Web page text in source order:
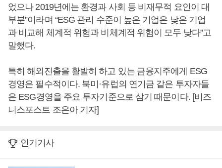
었으나 2019년에는 환경과 사회 등 비재무적 요인이 대
부분”이라며 “ESG 관리 수준이 높은 기업은 낮은 기업
과 비교해 체계적 위험과 비체계적 위험이 모두 낮다”고
말했다.
특히 해외진출을 활발히 하고 있는 금융지주에게 ESG
경영은 필수적이다. 북미·유럽의 연기금 같은 투자자들
은 ESG경영을 주요 투자기준으로 삼기 때문이다. [비즈
니스포스트 조은아 기자]
인기기사